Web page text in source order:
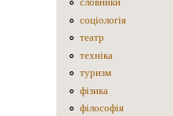
соціологія
театр
техніка
туризм
фізика
філософія